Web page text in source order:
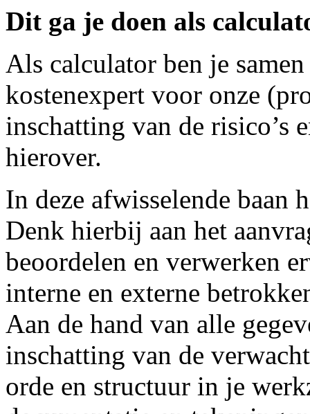
Dit ga je doen als
Als calculator ben je
kostenexpert voor onze
inschatting van de risico’s
hierover.
In deze afwisselende baan
Denk hierbij aan het
beoordelen en verwerken
interne en externe
Aan de hand van alle
inschatting van de
orde en structuur in je